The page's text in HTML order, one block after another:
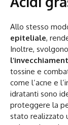
Allo stesso
epiteliale,
Inoltre,
tossine e
come l’acne e
idratanti sono
proteggere la
stato realizzato